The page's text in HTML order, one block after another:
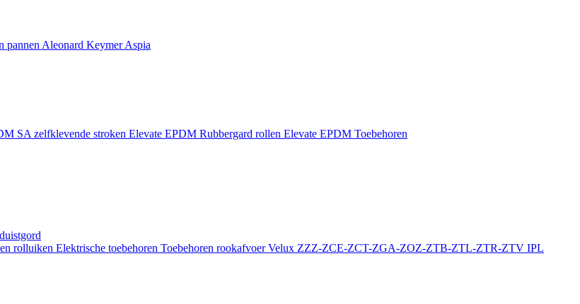
pannen Aleonard KeymerAspia
SA zelfklevende stroken Elevate EPDM Rubbergard rollen Elevate EPDM Toebehoren
rolluiken Elektrische toebehoren Toebehoren rookafvoerVelux ZZZ-ZCE-ZCT-ZGA-ZOZ-ZTB-ZTL-ZTR-ZTV IPL